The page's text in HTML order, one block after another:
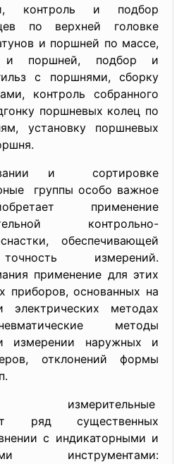
контроль и подбор
по верхней головке
и поршней по массе,
и поршней, подбор и
с поршнями, сборку
контроль собранного
поршневых колец по
установку поршневых
и сортировке
группы особо важное
применение
контрольно-
обеспечивающей
измерений.
применение для этих
приборов, основанных на
электрических методах
методы
измерении наружных и
отклонений формы
измерительные
ряд существенных
с индикаторными и
инструментами: